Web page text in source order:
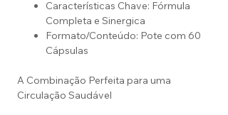
Características Chave: Fórmula
Completa e Sinergica
Formato/Conteúdo: Pote com 60
Cápsulas
A Combinação Perfeita para uma
Circulação Saudável